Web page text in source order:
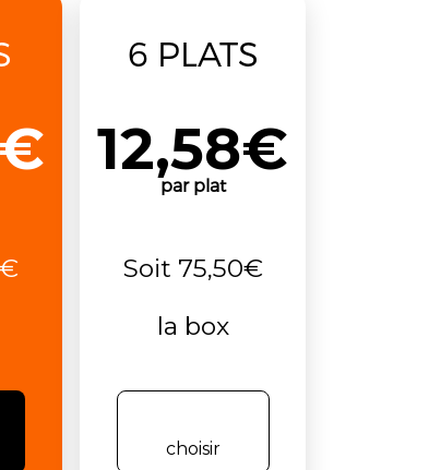
6 PLATS
12,58€
par plat
Soit 75,50€
la box
choisir